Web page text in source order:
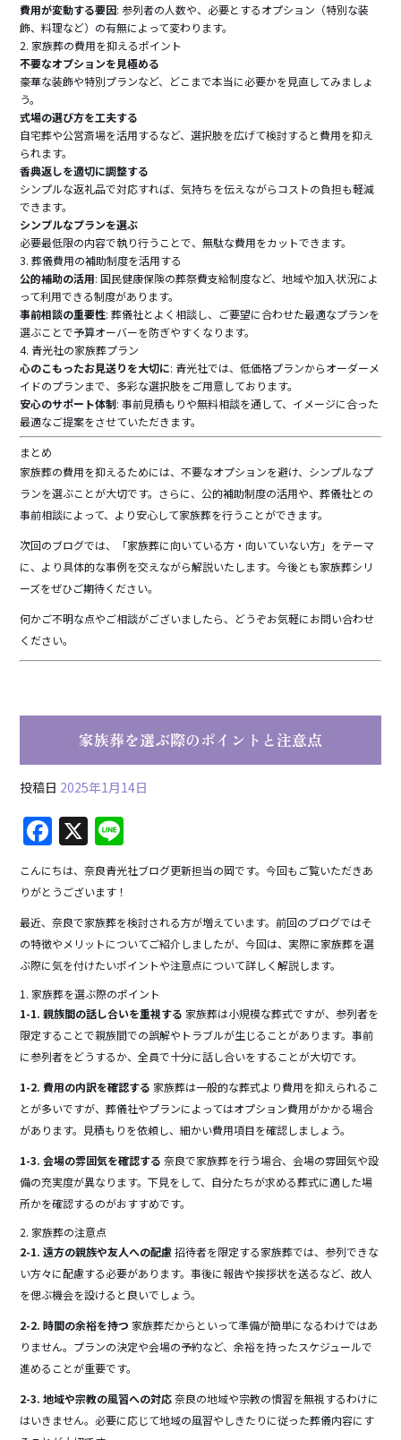
費用が変動する要因: 参列者の人数や、必要とするオプション（特別な装
飾、料理など）の有無によって変わります。
2. 家族葬の費用を抑えるポイント
不要なオプションを見極める
豪華な装飾や特別プランなど、どこまで本当に必要かを見直してみましょ
う。
式場の選び方を工夫する
自宅葬や公営斎場を活用するなど、選択肢を広げて検討すると費用を抑え
られます。
香典返しを適切に調整する
シンプルな返礼品で対応すれば、気持ちを伝えながらコストの負担も軽減
できます。
シンプルなプランを選ぶ
必要最低限の内容で執り行うことで、無駄な費用をカットできます。
3. 葬儀費用の補助制度を活用する
公的補助の活用: 国民健康保険の葬祭費支給制度など、地域や加入状況によ
って利用できる制度があります。
事前相談の重要性: 葬儀社とよく相談し、ご要望に合わせた最適なプランを
選ぶことで予算オーバーを防ぎやすくなります。
4. 青光社の家族葬プラン
心のこもったお見送りを大切に: 青光社では、低価格プランからオーダーメ
イドのプランまで、多彩な選択肢をご用意しております。
安心のサポート体制: 事前見積もりや無料相談を通して、イメージに合った
最適なご提案をさせていただきます。
まとめ
家族葬の費用を抑えるためには、不要なオプションを避け、シンプルなプ
ランを選ぶことが大切です。さらに、公的補助制度の活用や、葬儀社との
事前相談によって、より安心して家族葬を行うことができます。
次回のブログでは、「家族葬に向いている方・向いていない方」をテーマ
に、より具体的な事例を交えながら解説いたします。今後とも家族葬シリ
ーズをぜひご期待ください。
何かご不明な点やご相談がございましたら、どうぞお気軽にお問い合わせ
ください。
家族葬を選ぶ際のポイントと注意点
投稿日 2025年1月14日
F
a
c
e
b
o
o
k
X
n
e
こんにちは、奈良青光社ブログ更新担当の岡です。今回もご覧いただきあ
りがとうございます！
最近、奈良で家族葬を検討される方が増えています。前回のブログではそ
の特徴やメリットについてご紹介しましたが、今回は、実際に家族葬を選
ぶ際に気を付けたいポイントや注意点について詳しく解説します。
1. 家族葬を選ぶ際のポイント
1-1. 親族間の話し合いを重視する 家族葬は小規模な葬式ですが、参列者を
限定することで親族間での誤解やトラブルが生じることがあります。事前
に参列者をどうするか、全員で十分に話し合いをすることが大切です。
1-2. 費用の内訳を確認する 家族葬は一般的な葬式より費用を抑えられるこ
とが多いですが、葬儀社やプランによってはオプション費用がかかる場合
があります。見積もりを依頼し、細かい費用項目を確認しましょう。
1-3. 会場の雰囲気を確認する 奈良で家族葬を行う場合、会場の雰囲気や設
備の充実度が異なります。下見をして、自分たちが求める葬式に適した場
所かを確認するのがおすすめです。
2. 家族葬の注意点
2-1. 遠方の親族や友人への配慮招待者を限定する家族葬では、参列できな
い方々に配慮する必要があります。事後に報告や挨拶状を送るなど、故人
を偲ぶ機会を設けると良いでしょう。
2-2. 時間の余裕を持つ 家族葬だからといって準備が簡単になるわけではあ
りません。プランの決定や会場の予約など、余裕を持ったスケジュールで
進めることが重要です。
2-3. 地域や宗教の風習への対応奈良の地域や宗教の慣習を無視するわけに
はいきません。必要に応じて地域の風習やしきたりに従った葬儀内容にす